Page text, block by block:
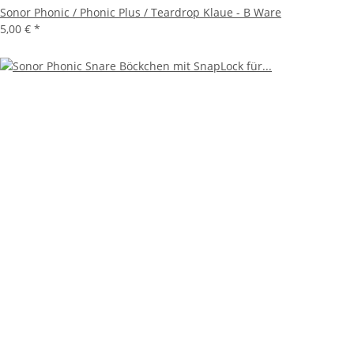
Sonor Phonic / Phonic Plus / Teardrop Klaue - B Ware
5,00 € *